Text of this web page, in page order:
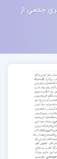
جمعي از